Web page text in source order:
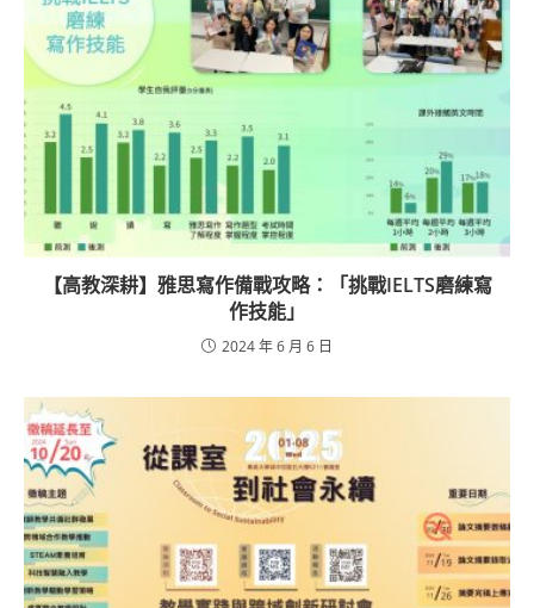
【高教深耕】雅思寫作備戰攻略：「挑戰IELTS磨練寫
作技能」
2024 年 6 月 6 日